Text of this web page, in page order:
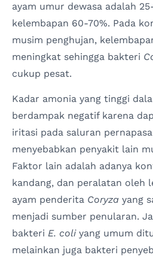
ayam umur dewasa adalah
kelembapan 60-70%. Pada
musim penghujan,
meningkat sehingga bakteri
cukup pesat.
Kadar amonia yang tinggi
berdampak negatif karena
iritasi pada saluran
menyebabkan penyakit lain
Faktor lain adalah adanya
kandang, dan peralatan oleh
ayam penderita Coryza yang
menjadi sumber penularan.
bakteri E. coliyang umum
melainkan juga bakteri